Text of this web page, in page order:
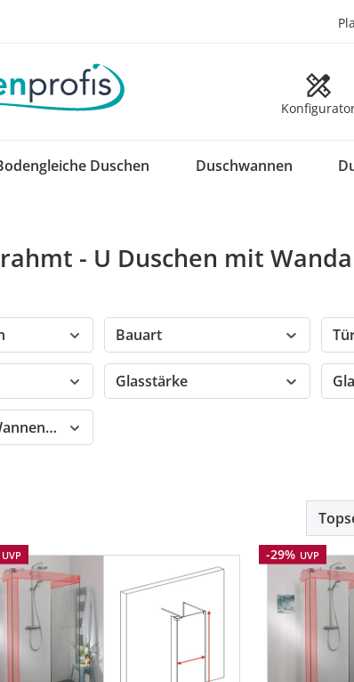
Duschen Duschwannen
- U Duschen mit
Bauart
Glasstärke
UVP Rabatt
-29% UVP